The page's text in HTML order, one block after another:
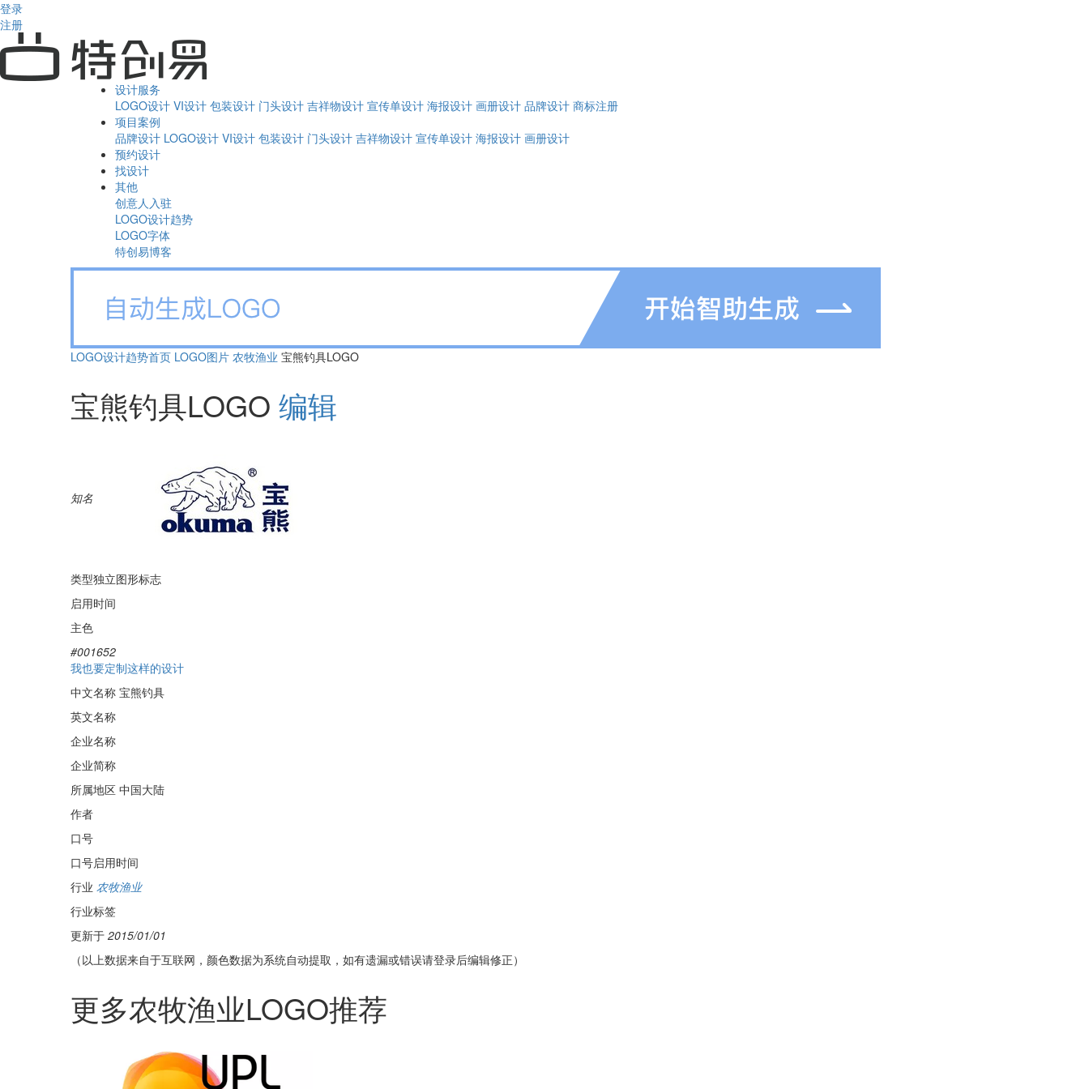
登录
注册
设计服务
LOGO设计 VI设计 包装设计 门头设计 吉祥物设计 宣传单设计 海报设计 画册设计 品牌设计 商标注册
项目案例
品牌设计 LOGO设计 VI设计 包装设计 门头设计 吉祥物设计 宣传单设计 海报设计 画册设计
预约设计
找设计
其他
创意人入驻
LOGO设计趋势
LOGO字体
特创易博客
LOGO设计趋势首页 LOGO图片 农牧渔业 宝熊钓具LOGO
宝熊钓具LOGO 编辑
知名
类型独立图形标志
启用时间
主色
#001652
我也要定制这样的设计
中文名称 宝熊钓具
英文名称
企业名称
企业简称
所属地区 中国大陆
作者
口号
口号启用时间
行业 农牧渔业
行业标签
更新于 2015/01/01
（以上数据来自于互联网，颜色数据为系统自动提取，如有遗漏或错误请登录后编辑修正）
更多农牧渔业LOGO推荐